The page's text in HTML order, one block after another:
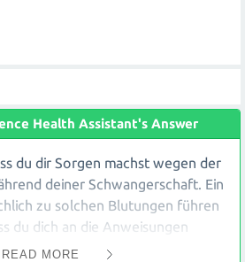
Health Assistant's Answer
du dir Sorgen machst wegen der
deiner Schwangerschaft. Ein
zu solchen Blutungen führen
du dich an die Anweisungen
und bis zur
READ MORE